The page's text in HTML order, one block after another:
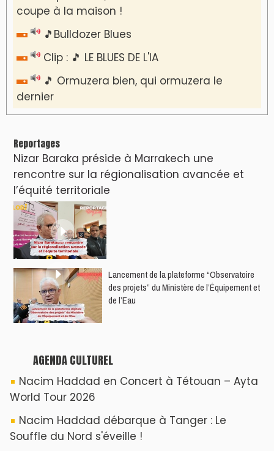
coupe à la maison !
🎵Bulldozer Blues
Clip : 🎵 LE BLUES DE L'IA
🎵 Ormuzera bien, qui ormuzera le
dernier
Reportages
Nizar Baraka préside à Marrakech une
rencontre sur la régionalisation avancée et
l’équité territoriale
​Lancement de la plateforme “Observatoire
des projets” du Ministère de l’Équipement et
de l’Eau
AGENDA CULTUREL
Nacim Haddad en Concert à Tétouan – Ayta
World Tour 2026
Nacim Haddad débarque à Tanger : Le
Souffle du Nord s'éveille !